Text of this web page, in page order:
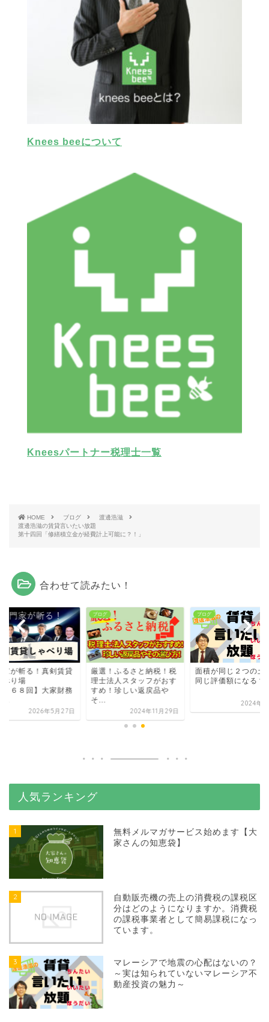
Knees beeについて
Kneesパートナー税理士一覧
HOME ブログ
渡邊浩滋
渡邊浩滋の賃貸言いたい放題
第十四回「修繕積立金が経費計上可能に？！」
合わせて読みたい！
家が斬る！真剣賃貸
べり場
４６８回】大家財務
2026年5月27日
ブログ
厳選！ふるさと納税！税
理士法人スタッフがおす
すめ！珍しい返戻品や
そ...
2024年11月29日
ブログ
面積が同じ２つの土
同じ評価額になる？
2024年6
人気ランキング
1
無料メルマガサービス始めます【大
家さんの知恵袋】
2
自動販売機の売上の消費税の課税区
分はどのようになりますか。消費税
の課税事業者として簡易課税になっ
ています。
3
マレーシアで地震の心配はないの？
～実は知られていないマレーシア不
動産投資の魅力～